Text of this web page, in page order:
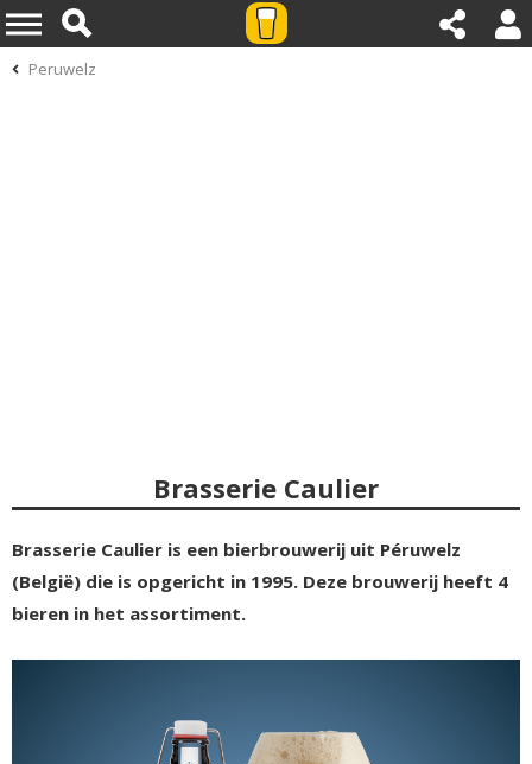
Peruwelz
Brasserie Caulier
Brasserie Caulier is een bierbrouwerij uit Péruwelz
(België) die is opgericht in 1995. Deze brouwerij heeft 4
bieren in het assortiment.